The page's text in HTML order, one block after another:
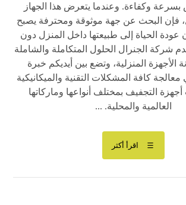
بسرعة وكفاءة. وعندما يتعرض هذا الجهاز
فإن البحث عن جهة موثوقة ومحترفة يصبح
عودة الحياة إلى طبيعتها داخل المنزل دون
شركة الجنرال الحلول المتكاملة والشاملة
المنزلية، وتضع بين أيديكم خبرة
كافة المشكلات التقنية والميكانيكية
التجفيف بمختلف أنواعها وماركاتها
العالمية والمحلية. ...
اقرأ أكثر